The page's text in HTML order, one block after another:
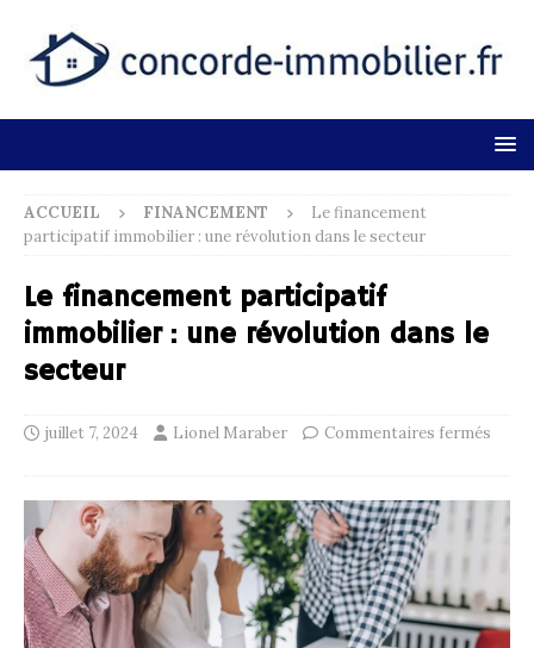
ACCUEIL FINANCEMENT
Le financement
participatif immobilier : une révolution dans le secteur
Le financement participatif
immobilier : une révolution dans le
secteur
juillet 7, 2024 Lionel Maraber Commentaires fermés